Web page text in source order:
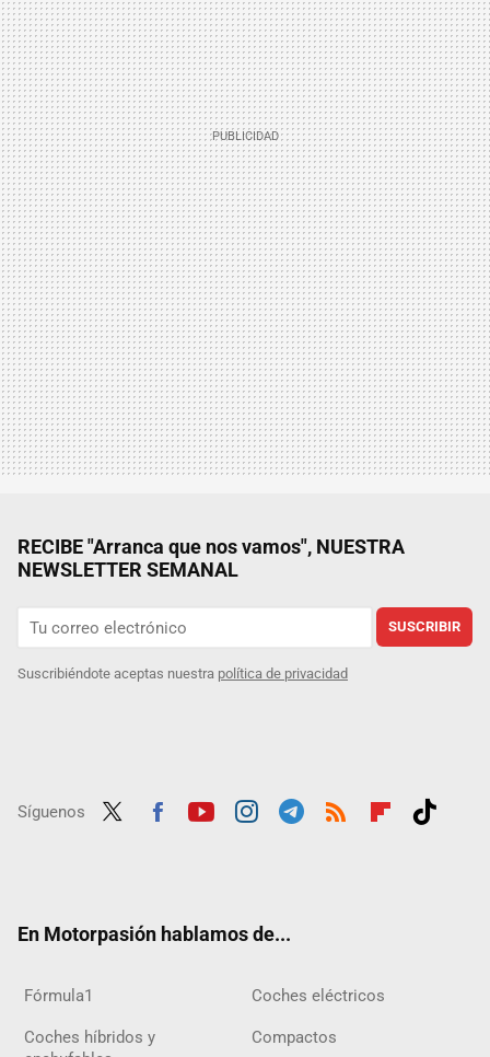
RECIBE "Arranca que nos vamos", NUESTRA
NEWSLETTER SEMANAL
SUSCRIBIR
Suscribiéndote aceptas nuestra política de privacidad
Síguenos
En Motorpasión hablamos de...
Fórmula1 Coches eléctricos
Coches híbridos y
Compactos